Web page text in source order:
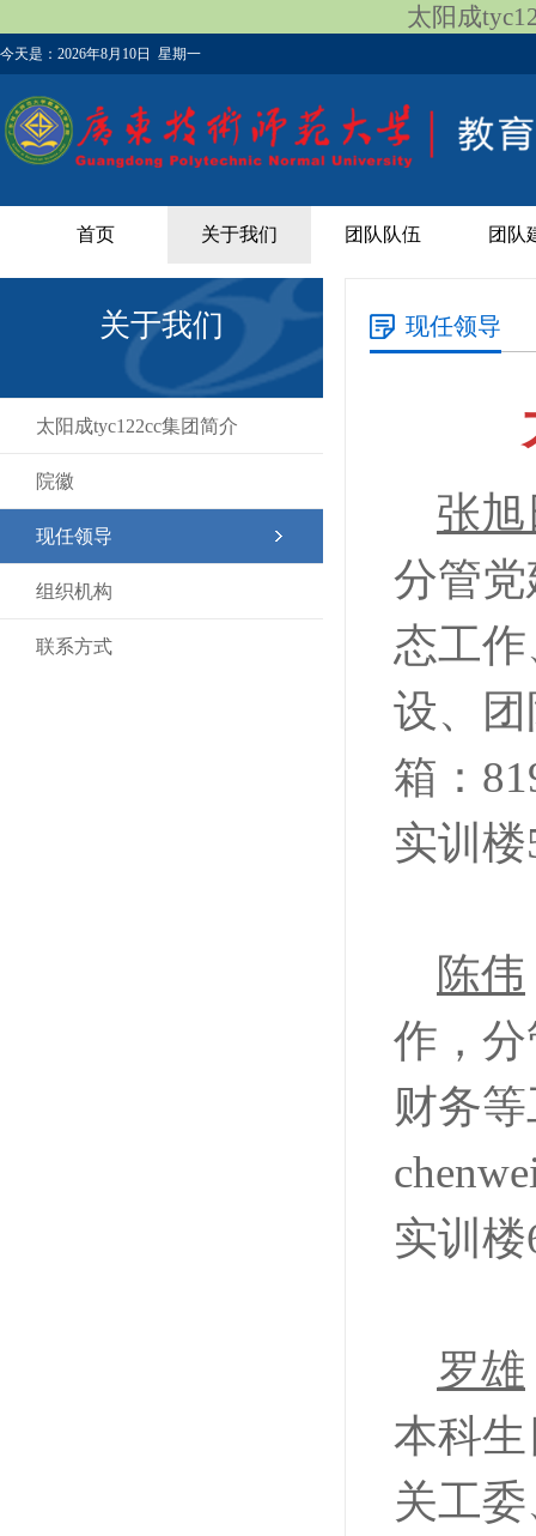
太阳成
今天是： 2026年8月10日 星期一
首页 关于我们 团队队伍 团队
关于我们
​太阳成tyc122cc集团简介
院徽
现任领导
组织机构
联系方式
现任领导
张旭
分管
态工
设、
箱：
实训楼
陈伟
作，
财务
实训楼
罗雄
本科
关工